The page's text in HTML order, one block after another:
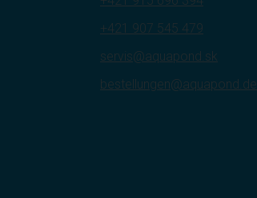
+421 907 545 479
servis@aquapond.sk
bestellungen@aquapond.de